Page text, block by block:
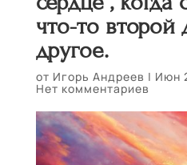
что-то второй
другое.
от Игорь Андреев | Июн
Нет комментариев